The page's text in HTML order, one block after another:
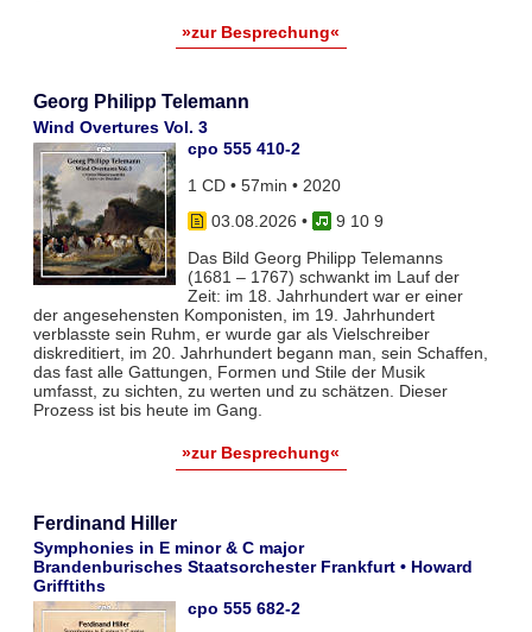
»zur Besprechung«
Georg Philipp Telemann
Wind Overtures Vol. 3
cpo 555 410-2
1 CD • 57min • 2020
03.08.2026 •
9 10 9
Das Bild Georg Philipp Telemanns
(1681 – 1767) schwankt im Lauf der
Zeit: im 18. Jahrhundert war er einer
der angesehensten Komponisten, im 19. Jahrhundert
verblasste sein Ruhm, er wurde gar als Vielschreiber
diskreditiert, im 20. Jahrhundert begann man, sein Schaffen,
das fast alle Gattungen, Formen und Stile der Musik
umfasst, zu sichten, zu werten und zu schätzen. Dieser
Prozess ist bis heute im Gang.
»zur Besprechung«
Ferdinand Hiller
Symphonies in E minor & C major
Brandenburisches Staatsorchester Frankfurt • Howard
Grifftiths
cpo 555 682-2